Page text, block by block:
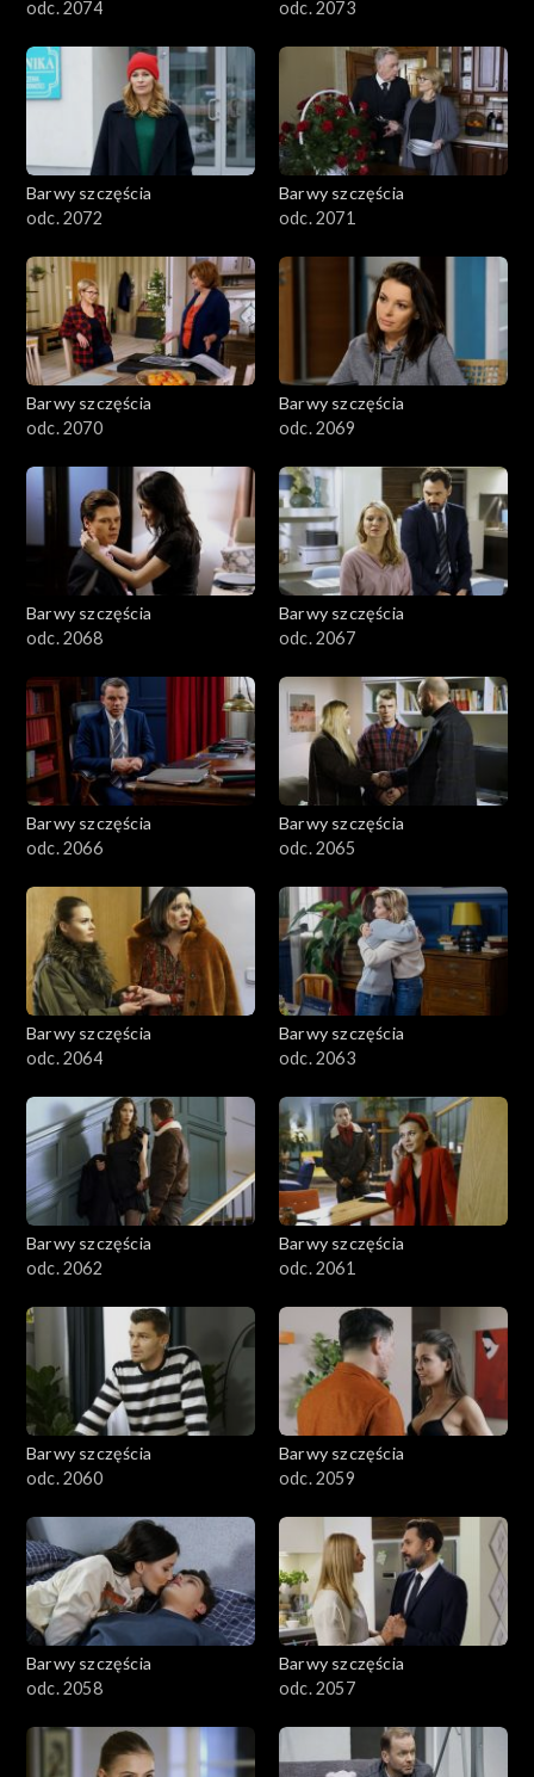
odc. 2074 odc. 2073
Barwy szczęścia
odc. 2072
Barwy szczęścia
odc. 2071
Barwy szczęścia
odc. 2070
Barwy szczęścia
odc. 2069
Barwy szczęścia
odc. 2068
Barwy szczęścia
odc. 2067
Barwy szczęścia
odc. 2066
Barwy szczęścia
odc. 2065
Barwy szczęścia
odc. 2064
Barwy szczęścia
odc. 2063
Barwy szczęścia
odc. 2062
Barwy szczęścia
odc. 2061
Barwy szczęścia
odc. 2060
Barwy szczęścia
odc. 2059
Barwy szczęścia
odc. 2058
Barwy szczęścia
odc. 2057